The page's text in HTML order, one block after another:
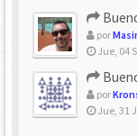
por
Jue, 04
por
Jue, 31